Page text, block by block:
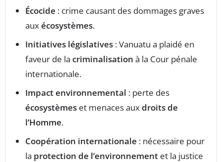
Écocide : crime causant des dommages graves
auxécosystèmes.
Initiatives législatives : Vanuatu a plaidé en
faveur de la criminalisation à la Cour pénale
internationale.
Impact environnemental : perte des
écosystèmes et menaces auxdroits de
l’Homme.
Coopération internationale : nécessaire pour
la protection de l’environnement et la justice